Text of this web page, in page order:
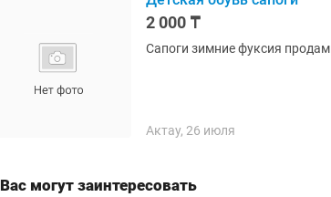
2 000 ₸
Сапоги зимние фуксия продам
Актау, 26 июля
Вас могут заинтересовать